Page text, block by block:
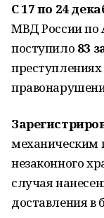
С 17 по 24
МВД России по
поступило 83
механическим
незаконного
случая
доставления в